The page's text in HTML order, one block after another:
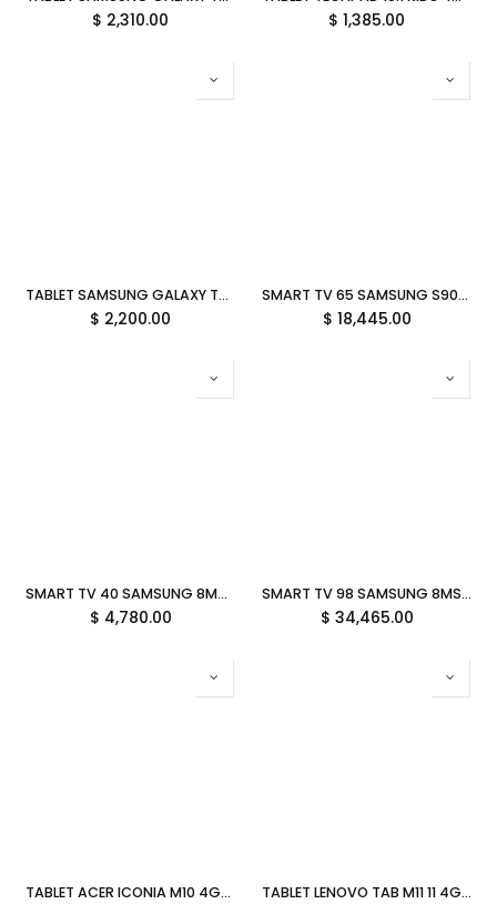
$ 2,310.00 $ 1,385.00
TABLET SAMSUNG GALAXY TAB A11 8.7 4GB 64GB OCTA CORE 2.2 GHZ ANDROID 15 GRIS SM-X133NZAAL06 GARANTIA CON FABRICANTE
$ 2,200.00
SMART TV 65 SAMSUNG S90DD 1MS 120HZ UHD 4K OLED TIZEN QN65S90DDFXZA GARANTIA CON FABRICANTE
$ 18,445.00
SMART TV 40 SAMSUNG 8MS 60HZ FULL HD VA TIZEN WIFI ETHERNET LH40BEFMVGFXZX GARANTIA CON FABRICANTE
$ 4,780.00
SMART TV 98 SAMSUNG 8MS 120HZ UHD VA ALEXA WIFI USB-A BLUETOOTH LH98BEDHVGFXZX GARANTIA CON FABRICANTE
$ 34,465.00
TABLET ACER ICONIA M10 4GB 64GB MEDIATEK MT8183 ANDROID 12 GRIS NT.LFTAL.002 GARANTIA CON FABRICANTE TABLET LENOVO TAB M11 11 4GB LPDDR4 128GB MEDIATEK HELIO G88 ANDROID 13 INC 4G LTE /LAPIZ/FOLIO CASE VERDE ZADB0359MX GARANTIA CON FABRICANTE